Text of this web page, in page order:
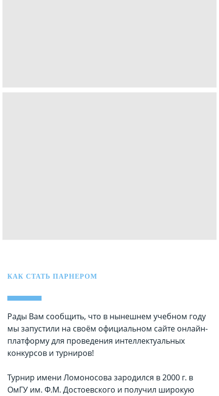
КАК СТАТЬ ПАРНЕРОМ
Рады Вам сообщить, что в нынешнем учебном году
мы запустили на своём официальном сайте онлайн-
платформу для проведения интеллектуальных
конкурсов и турниров!
Турнир имени Ломоносова зародился в 2000 г. в
ОмГУ им. Ф.М. Достоевского и получил широкую